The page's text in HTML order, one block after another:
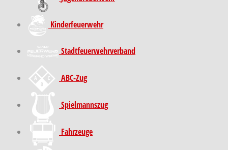
Kinder­feuer­wehr
Stadt­feuer­wehr­verband
ABC-Zug
Spielmannszug
Fahrzeuge